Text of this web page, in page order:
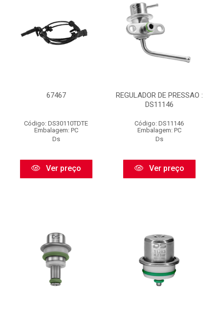
67467
Código: DS30110TDTE
Embalagem: PC
Ds
Ver preço
REGULADOR DE PRESSAO :
DS11146
Código: DS11146
Embalagem: PC
Ds
Ver preço